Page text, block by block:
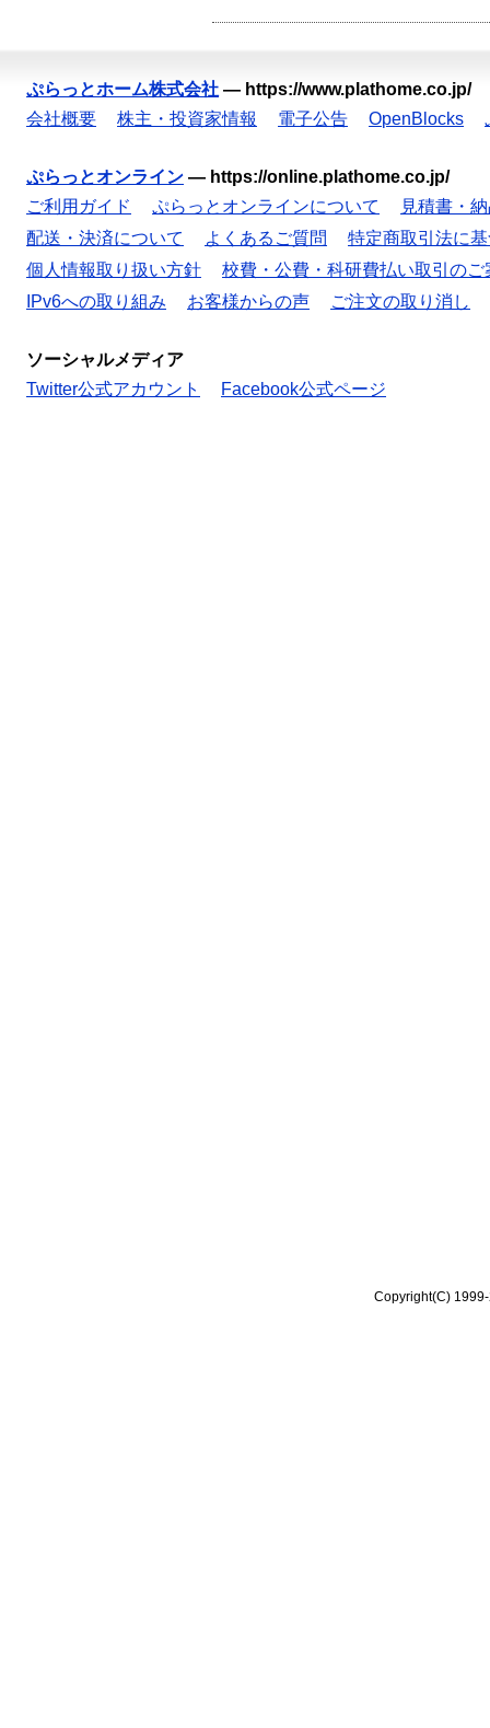
ぷらっとホーム株式会社 — https://www.plathome.co.jp/
会社概要
株主・投資家情報 電子公告 OpenBlocks
ぷらっとオンライン — https://online.plathome.co.jp/
ご利用ガイド
ぷらっとオンラインについて
見積書・
配送・決済について
よくあるご質問
特定商取引法に
個人情報取り扱い方針
校費・公費・科研費払い取引のご
IPv6への取り組み
お客様からの声 ご注文の取り消し
ソーシャルメディア
Twitter公式アカウント
Facebook公式ページ
Copyright(C)